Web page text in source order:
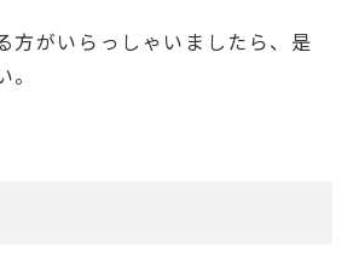
方がいらっしゃいましたら、是